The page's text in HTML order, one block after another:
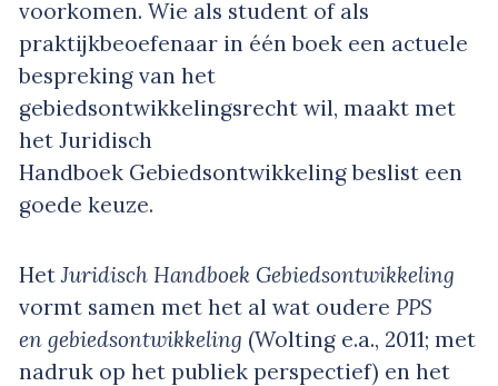
voorkomen. Wie als student of als
praktijkbeoefenaar in één boek een actuele
bespreking van het
gebiedsontwikkelingsrecht wil, maakt met
het Juridisch
Handboek Gebiedsontwikkeling beslist een
goede keuze.
HetJuridisch Handboek Gebiedsontwikkeling
vormt samen met het al wat oudere PPS
en gebiedsontwikkeling (Wolting e.a., 2011; met
nadruk op het publiek perspectief) en het